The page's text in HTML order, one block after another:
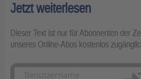
Jetzt weiterlesen
Dieser Text ist nur für Abonnenten der
unseres Online-Abos kostenlos
Anmelden